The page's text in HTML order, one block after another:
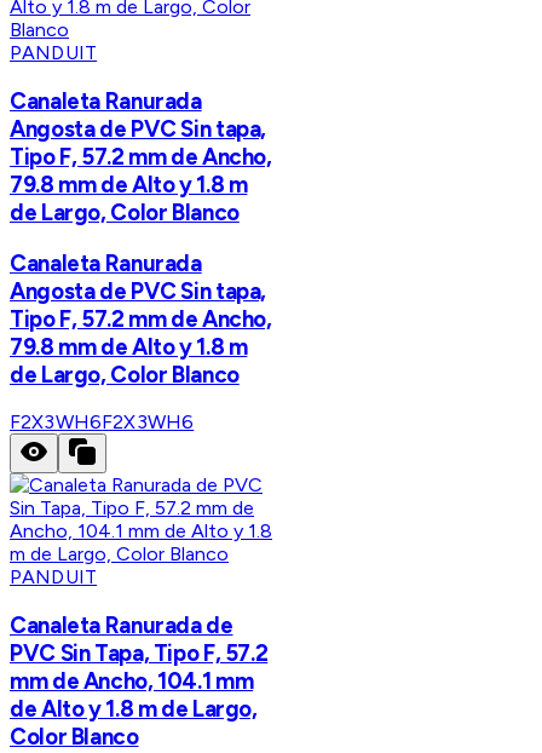
PANDUIT
Canaleta Ranurada
Angosta de PVC Sin tapa,
Tipo F, 57.2 mm de Ancho,
79.8 mm de Alto y 1.8 m
de Largo, Color Blanco
Canaleta Ranurada
Angosta de PVC Sin tapa,
Tipo F, 57.2 mm de Ancho,
79.8 mm de Alto y 1.8 m
de Largo, Color Blanco
F2X3WH6F2X3WH6
PANDUIT
Canaleta Ranurada de
PVC Sin Tapa, Tipo F, 57.2
mm de Ancho, 104.1 mm
de Alto y 1.8 m de Largo,
Color Blanco